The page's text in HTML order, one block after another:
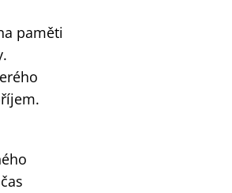
paměti